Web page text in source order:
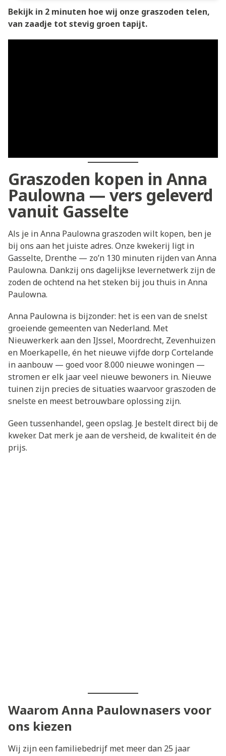
Bekijk in 2 minuten hoe wij onze graszoden telen,
van zaadje tot stevig groen tapijt.
Graszoden kopen in Anna
Paulowna — vers geleverd
vanuit Gasselte
Als je in Anna Paulowna graszoden wilt kopen, ben je
bij ons aan het juiste adres. Onze kwekerij ligt in
Gasselte, Drenthe — zo’n 130 minuten rijden van Anna
Paulowna. Dankzij ons dagelijkse levernetwerk zijn de
zoden de ochtend na het steken bij jou thuis in Anna
Paulowna.
Anna Paulowna is bijzonder: het is een van de snelst
groeiende gemeenten van Nederland. Met
Nieuwerkerk aan den IJssel, Moordrecht, Zevenhuizen
en Moerkapelle, én het nieuwe vijfde dorp Cortelande
in aanbouw — goed voor 8.000 nieuwe woningen —
stromen er elk jaar veel nieuwe bewoners in. Nieuwe
tuinen zijn precies de situaties waarvoor graszoden de
snelste en meest betrouwbare oplossing zijn.
Geen tussenhandel, geen opslag. Je bestelt direct bij de
kweker. Dat merk je aan de versheid, de kwaliteit én de
prijs.
Waarom Anna Paulownasers voor
ons kiezen
Wij zijn een familiebedrijf met meer dan 25 jaar